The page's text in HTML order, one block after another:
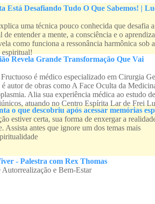
Está Desafiando Tudo O Que Sabemos! |
uma técnica pouco conhecida que desafia a
entender a mente, a consciência e o
como funciona a ressonância harmônica sob a
espiritual!
Revela Grande Transformação Que Vai
é médico especializado em Cirurgia
autor de obras como A Face Oculta da
Alia sua experiência médica ao estudo de
atuando no Centro Espírita Lar de Frei
o que descobriu após acessar memórias esp
estiver certa, sua forma de enxergar a
Assista antes que ignore um dos temas mais
- Palestra com Rex Thomas
Autorrealização e Bem-Estar